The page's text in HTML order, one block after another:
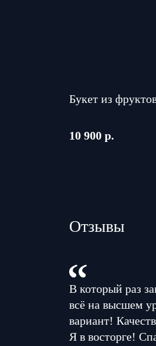
Букет из
10 900 р.
Отзывы
В который раз
всё на высшем
вариант!
Я в восторге!